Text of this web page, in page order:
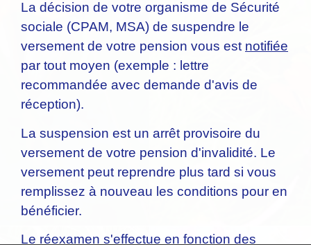
La décision de votre organisme de Sécurité
sociale (CPAM, MSA) de suspendre le
versement de votre pension vous est notifiée
par tout moyen (exemple : lettre
recommandée avec demande d'avis de
réception).
La suspension est un arrêt provisoire du
versement de votre pension d'invalidité. Le
versement peut reprendre plus tard si vous
remplissez à nouveau les conditions pour en
bénéficier.
Le réexamen s'effectue en fonction des